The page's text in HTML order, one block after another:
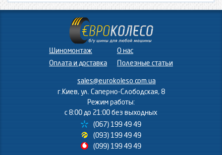
Шиномонтаж
Оплата и доставка
О нас
Полезные статьи
sales@eurokoleso.com.ua
г.Киев, ул. Саперно-Слободская, 8
Режим работы:
с 8:00 до 21:00 без выходных
(067) 199 49 49
(093) 199 49 49
(099) 199 49 49